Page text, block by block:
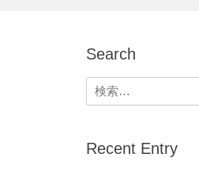
Search
検
索:
Recent Entry